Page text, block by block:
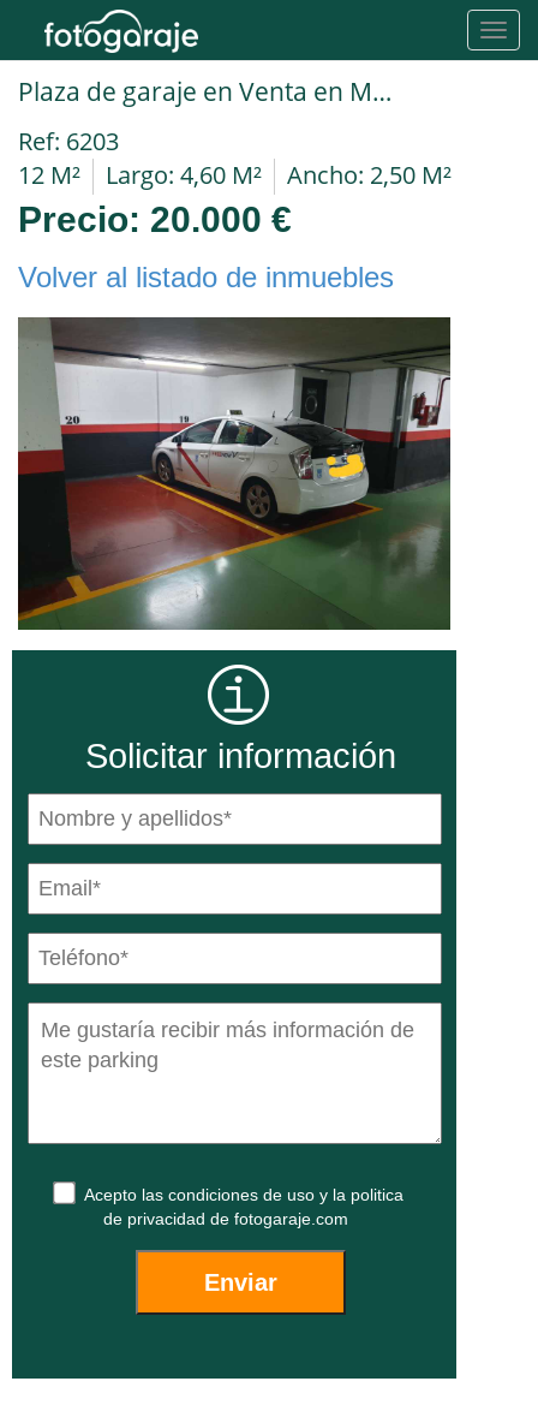
Plaza de garaje en Venta en Madrid en NUMANCIA PLAZA MARIANA PINEDA
Ref: 6203
12 M²
Largo: 4,60 M² Ancho: 2,50 M²
Precio: 20.000 €
Volver al listado de inmuebles
Solicitar información
Acepto las condiciones de uso y la politica
de privacidad de fotogaraje.com